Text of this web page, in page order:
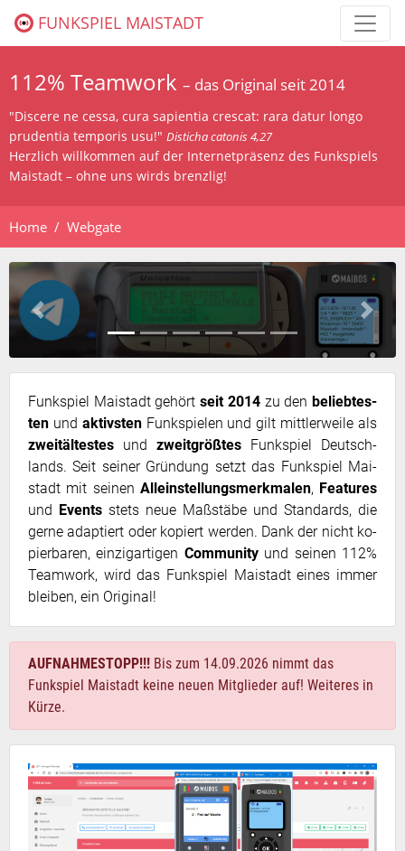
FUNKSPIEL MAISTADT
112% Teamwork – das Original seit 2014
"Discere ne cessa, cura sapientia crescat: rara datur longo
prudentia temporis usu!" Disticha catonis 4,27
Herzlich willkommen auf der Internetpräsenz des Funkspiels
Maistadt – ohne uns wirds brenzlig!
Home Webgate
Previous Next
Funk­spiel Mai­stadt ge­hörtseit 2014zu denbe­lieb­tes­
ten und ak­tivs­tenFunk­spie­len und gilt mitt­ler­wei­le als
zweit­äl­tes­tes und zweit­grö­ß­tes Funk­spiel Deutsch­
lands. Seit sei­ner Grün­dung setzt das Funk­spiel Mai­
stadt mit sei­nen Alleinstellungsmerkmalen, Features
und Events stets neue Maß­stä­be und Stan­dards, die
ger­ne ad­ap­tiert oder ko­piert wer­den. Dank der nicht ko­
pier­ba­ren, ein­zig­ar­ti­gen Com­mu­ni­tyund sei­nen 112%
Team­work, wird das Funk­spiel Mai­stadt ei­nes im­mer
blei­ben, ein Ori­gi­nal!
AUFNAHMESTOPP!!! Bis zum 14.09.2026 nimmt das
Funkspiel Maistadt keine neuen Mitglieder auf! Weiteres in
Kürze.